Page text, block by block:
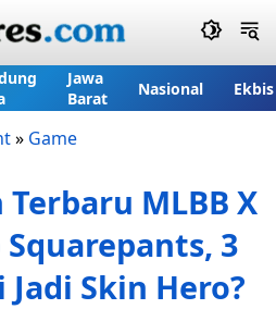
Jawa
Barat
Nasional Ekbis
» Game
MLBB X
3
Skin Hero?